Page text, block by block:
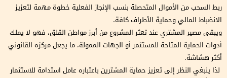
ربط السحب من الأموال المتحصلة بنسب الإنجاز الفعلية خطوة مهمة لتعزيز
الانضباط المالي وحماية الأطراف كافة.
ويبقى مصير المشتري عند تعثر المشروع من أبرز مواطن القلق، فهو لا يملك
أدوات الحماية المتاحة للمستثمر أو الجهات الممولة، ما يجعل مركزه القانوني
أكثر هشاشة.
لذا ينبغي النظر إلى تعزيز حماية المشترين باعتباره عامل استدامة للاستثمار